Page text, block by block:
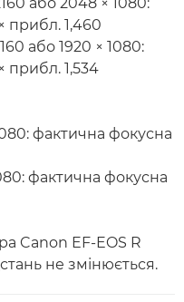
прибл. 1,460
або 1920 × 1080:
прибл. 1,534
фактична фокусна
фактична фокусна
Canon EF-EOS R
не змінюється.